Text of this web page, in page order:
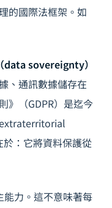
的國際法框架。如
data sovereignty）
、通訊數據儲存在
》（GDPR）是迄今
：它將資料保護從
力。這不意味著每